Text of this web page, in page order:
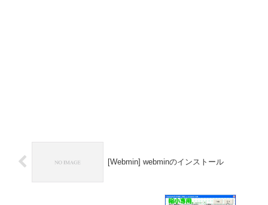
[Webmin] webminのインストール